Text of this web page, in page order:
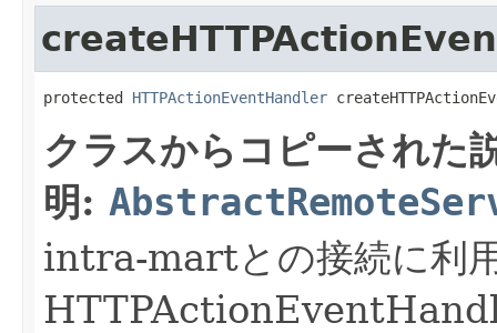
protected HTTPActionEventHandler
クラスからコピーされた
明:
intra-martとの接続に利